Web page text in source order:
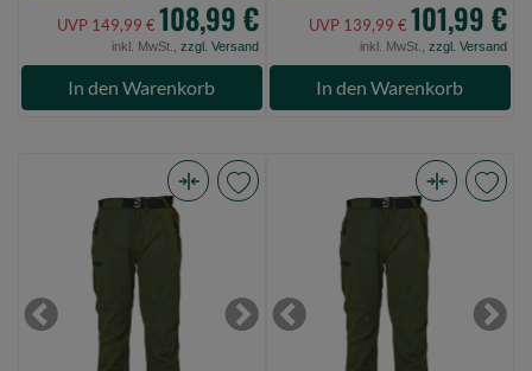
UVP 149,99 € 108,99 €
inkl. MwSt., zzgl. Versand
In den Warenkorb
UVP 139,99 € 101,99 €
inkl. MwSt., zzgl. Versand
In den Warenkorb
Trousers
Xl
ArmyPrevious Next
Trousers
M
ArmyPrevious Next